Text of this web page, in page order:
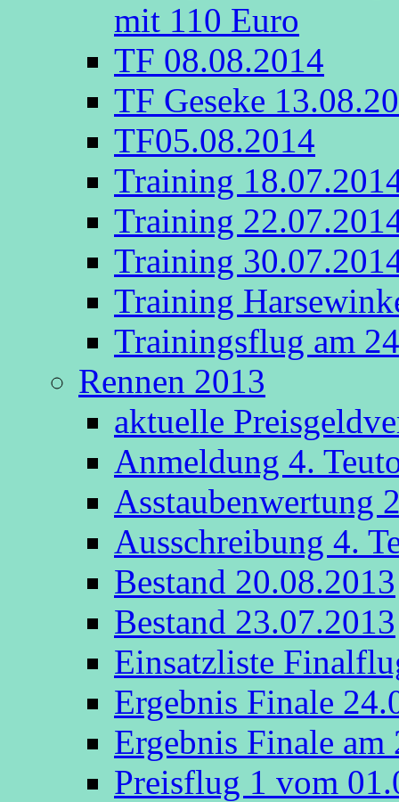
mit 110 Euro
TF 08.08.2014
TF Geseke
TF05.08.2014
Training
Training
Training
Training
Trainingsflug am
Rennen 2013
aktuelle
Anmeldung 4.
Asstaubenwertung
Ausschreibung 4.
Bestand 20.08.2013
Bestand 23.07.2013
Einsatzliste
Ergebnis Finale
Ergebnis Finale am
Preisflug 1 vom